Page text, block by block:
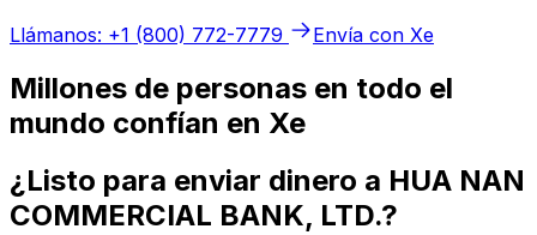
Llámanos: +1 (800) 772-7779
Envía con Xe
Millones de personas en todo el
mundo confían en Xe
¿Listo para enviar dinero a HUA NAN
COMMERCIAL BANK, LTD.?